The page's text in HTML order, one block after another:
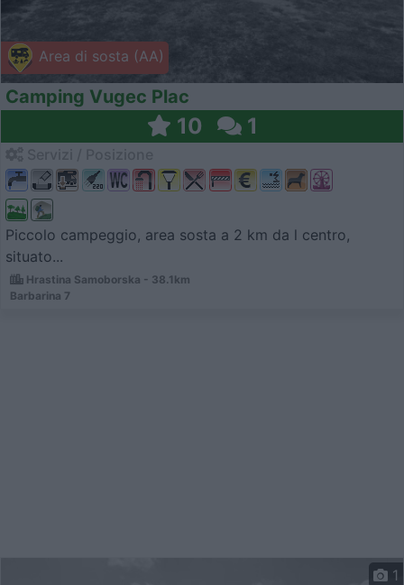
Area di sosta (AA)
Camping Vugec Plac
10 1
Piccolo campeggio, area sosta a 2 km da l centro,
situato...
Hrastina Samoborska - 38.1km
Barbarina 7
1